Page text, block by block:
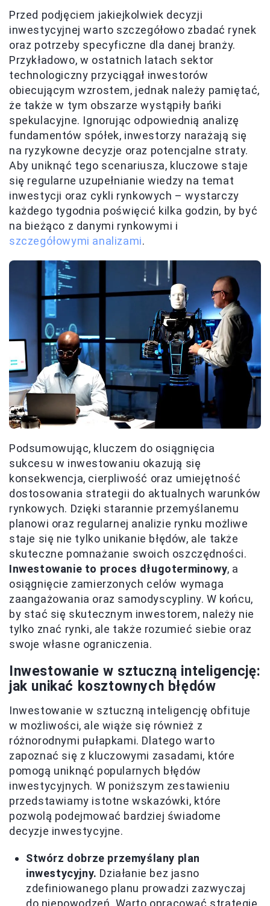
Przed podjęciem jakiejkolwiek decyzji
inwestycyjnej warto szczegółowo zbadać rynek
oraz potrzeby specyficzne dla danej branży.
Przykładowo, w ostatnich latach sektor
technologiczny przyciągał inwestorów
obiecującym wzrostem, jednak należy pamiętać,
że także w tym obszarze wystąpiły bańki
spekulacyjne. Ignorując odpowiednią analizę
fundamentów spółek, inwestorzy narażają się
na ryzykowne decyzje oraz potencjalne straty.
Aby uniknąć tego scenariusza, kluczowe staje
się regularne uzupełnianie wiedzy na temat
inwestycji oraz cykli rynkowych – wystarczy
każdego tygodnia poświęcić kilka godzin, by być
na bieżąco z danymi rynkowymi i
szczegółowymi analizami.
Podsumowując, kluczem do osiągnięcia
sukcesu w inwestowaniu okazują się
konsekwencja, cierpliwość oraz umiejętność
dostosowania strategii do aktualnych warunków
rynkowych. Dzięki starannie przemyślanemu
planowi oraz regularnej analizie rynku możliwe
staje się nie tylko unikanie błędów, ale także
skuteczne pomnażanie swoich oszczędności.
Inwestowanie to proces długoterminowy, a
osiągnięcie zamierzonych celów wymaga
zaangażowania oraz samodyscypliny. W końcu,
by stać się skutecznym inwestorem, należy nie
tylko znać rynki, ale także rozumieć siebie oraz
swoje własne ograniczenia.
Inwestowanie w sztuczną inteligencję:
jak unikać kosztownych błędów
Inwestowanie w sztuczną inteligencję obfituje
w możliwości, ale wiąże się również z
różnorodnymi pułapkami. Dlatego warto
zapoznać się z kluczowymi zasadami, które
pomogą uniknąć popularnych błędów
inwestycyjnych. W poniższym zestawieniu
przedstawiamy istotne wskazówki, które
pozwolą podejmować bardziej świadome
decyzje inwestycyjne.
Stwórz dobrze przemyślany plan
inwestycyjny. Działanie bez jasno
zdefiniowanego planu prowadzi zazwyczaj
do niepowodzeń. Warto opracować strategię,